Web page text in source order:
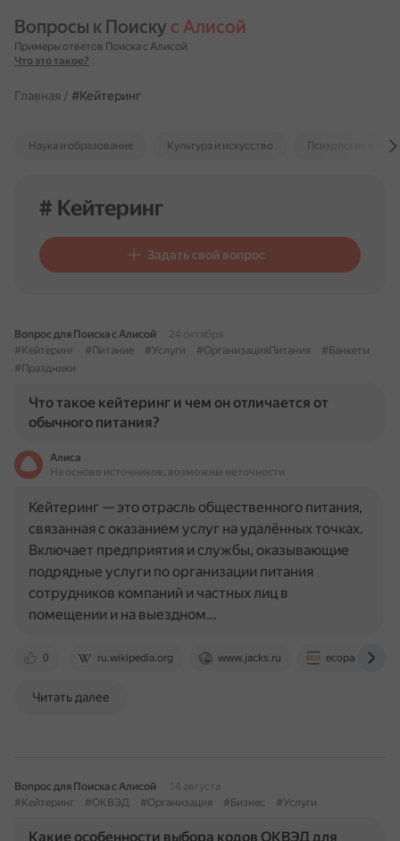
Вопросы к Поиску с Алисой
Примеры ответов Поиска с Алисой
Что это такое?
Главная / #Кейтеринг
Наука и образование Культура и искусство Психология и
# Кейтеринг
Задать свой вопрос
Вопрос для Поиска с Алисой
24 октября
#Кейтеринг
#Питание #Услуги #ОрганизацияПитания
#Банкеты
#Праздники
Что такое кейтеринг и чем он отличается от
обычного питания?
Алиса
На основе источников, возможны неточности
0 ru.wikipedia.org www.jacks.ru ecopack-
Кейтеринг — это отрасль общественного питания,
связанная с оказанием услуг на удалённых точках.
Включает предприятия и службы, оказывающие
подрядные услуги по организации питания
сотрудников компаний и частных лиц в
помещении и на выездном…
Читать далее
Вопрос для Поиска с Алисой
14 августа
#Кейтеринг
#ОКВЭД #Организация #Бизнес #Услуги
Какие особенности выбора кодов ОКВЭД для